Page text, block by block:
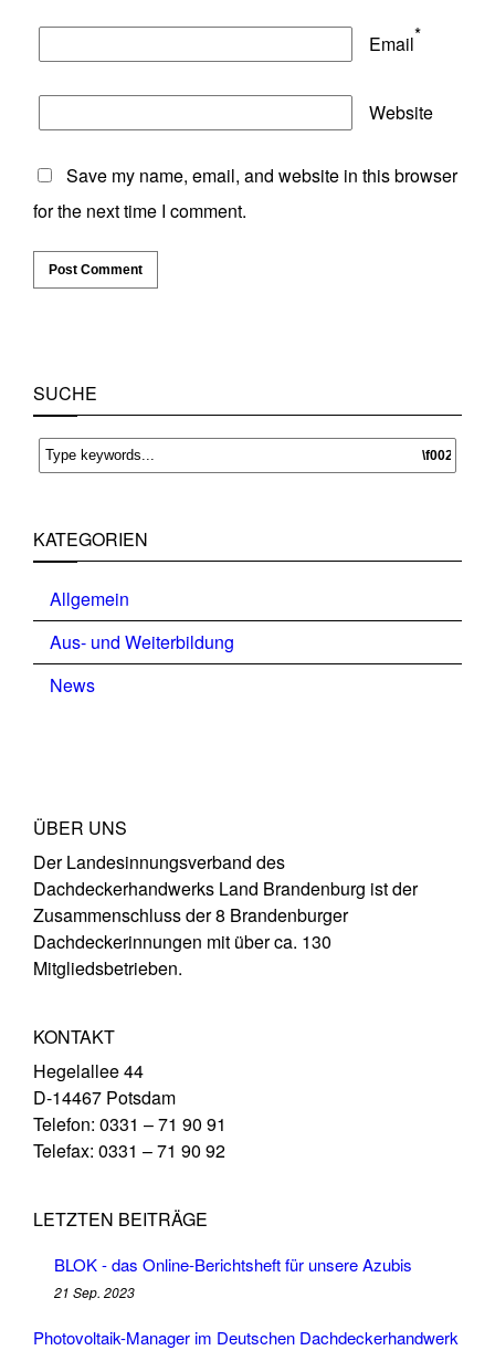
Email*
Website
Save my name, email, and website in this browser
for the next time I comment.
SUCHE
KATEGORIEN
Allgemein
Aus- und Weiterbildung
News
ÜBER UNS
Der Landesinnungsverband des
Dachdeckerhandwerks Land Brandenburg ist der
Zusammenschluss der 8 Brandenburger
Dachdeckerinnungen mit über ca. 130
Mitgliedsbetrieben.
KONTAKT
Hegelallee 44
D-14467 Potsdam
Telefon: 0331 – 71 90 91
Telefax: 0331 – 71 90 92
LETZTEN BEITRÄGE
BLOK - das Online-Berichtsheft für unsere Azubis
21 Sep. 2023
Photovoltaik-Manager im Deutschen Dachdeckerhandwerk